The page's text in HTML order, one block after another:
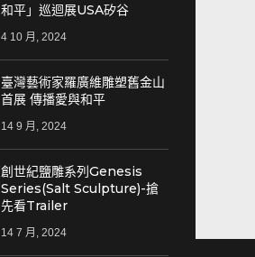
和平」巡迴展USA矽谷
4 10 月, 2024
臺灣藝術家羅廣維雕塑舊金山
首展 傳播愛與和平
14 9 月, 2024
創世紀鹽雕系列Genesis
Series(Salt Sculpture)-搶
先看Trailer
14 7 月, 2024